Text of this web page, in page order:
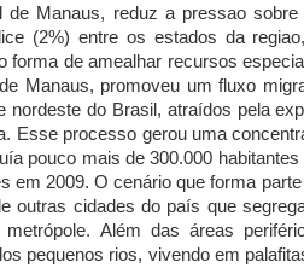
de Manaus, reduz a pressao
(2%) entre os estados da
forma de amealhar recursos
Manaus, promoveu um fluxo
nordeste do Brasil, atraídos pela
Esse processo gerou uma
pouco mais de 300.000
em 2009. O cenário que forma
outras cidades do país que
Além das áreas
pequenos rios, vivendo em